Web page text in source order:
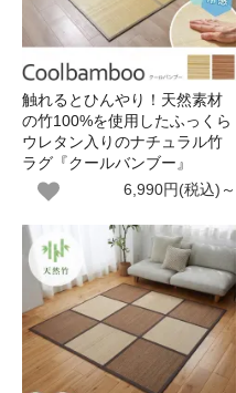
触れるとひんやり！天然素材
の竹100%を使用したふっくら
ウレタン入りのナチュラル竹
ラグ『クールバンブー』
6,990円(税込)～